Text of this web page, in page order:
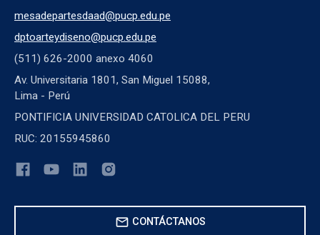
mesadepartesdaad@pucp.edu.pe
dptoarteydiseno@pucp.edu.pe
(511) 626-2000 anexo 4060
Av. Universitaria 1801, San Miguel 15088,
Lima - Perú
PONTIFICIA UNIVERSIDAD CATOLICA DEL PERU
RUC: 20155945860
mail CONTÁCTANOS